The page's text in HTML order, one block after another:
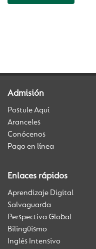
Admisión
Postule Aquí
Aranceles
Conócenos
Pago en línea
Enlaces rápidos
Aprendizaje Digital
Salvaguarda
Perspectiva Global
Bilingüismo
Inglés Intensivo